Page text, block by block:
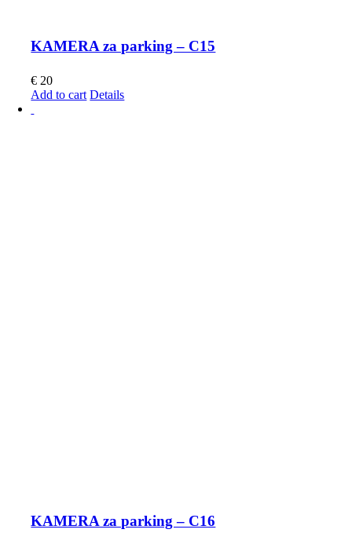
KAMERA za parking – C15
€ 20
Add to cart Details
KAMERA za parking – C16